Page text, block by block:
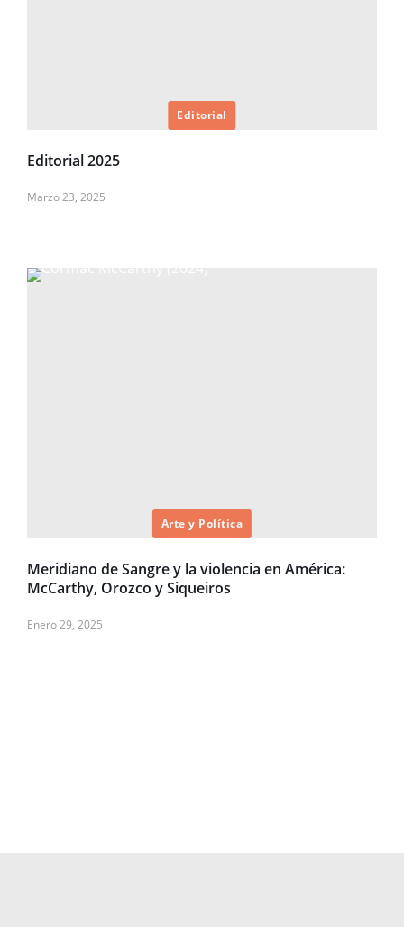
Editorial
Editorial 2025
Marzo 23, 2025
Arte y Política
Meridiano de Sangre y la violencia en América:
McCarthy, Orozco y Siqueiros
Enero 29, 2025